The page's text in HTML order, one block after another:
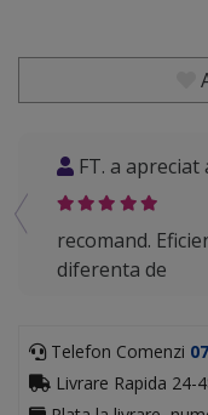
FT. a
recomand.
diferenta de
Telefon Comenzi
Livrare Rapida 24-